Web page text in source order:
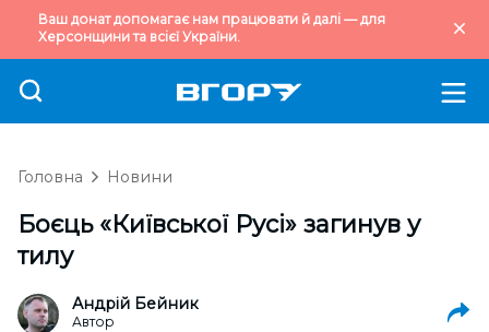
Ваш донат допомагає нам працювати й далі — для
Херсонщини та всієї України.
Головна Новини
Боєць «Київської Русі» загинув у
тилу
Андрій Бейник
Автор